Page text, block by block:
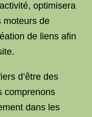
optimisera
moteurs de
de liens afin
d’être des
comprenons
dans les